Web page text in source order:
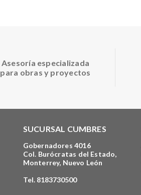
Asesoría especializada
para obras y proyectos
SUCURSAL CUMBRES
Gobernadores 4016
Col. Burócratas del Estado,
Monterrey, Nuevo León
Tel. 8183730500